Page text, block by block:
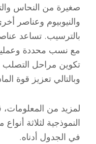
صغيرة من النحاس
والنيوبيوم وعناصر
بالترسيب. تساعد
مع نسب محددة
تكوين مراحل التصلب
وبالتالي تعزيز قوة
لمزيد من المعلومات،
في الجدول أدناه.